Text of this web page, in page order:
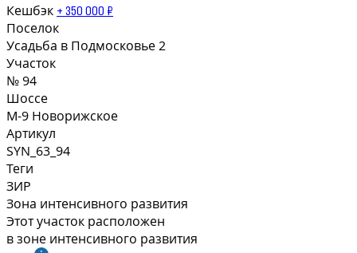
Кешбэк + 350 000 ₽
Поселок
Усадьба в Подмосковье 2
Участок
№ 94
Шоссе
М-9 Новорижское
Артикул
SYN_63_94
Теги
ЗИР
Зона интенсивного развития
Этот участок расположен
в зоне интенсивного развития